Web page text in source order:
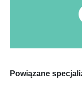
Powiązane